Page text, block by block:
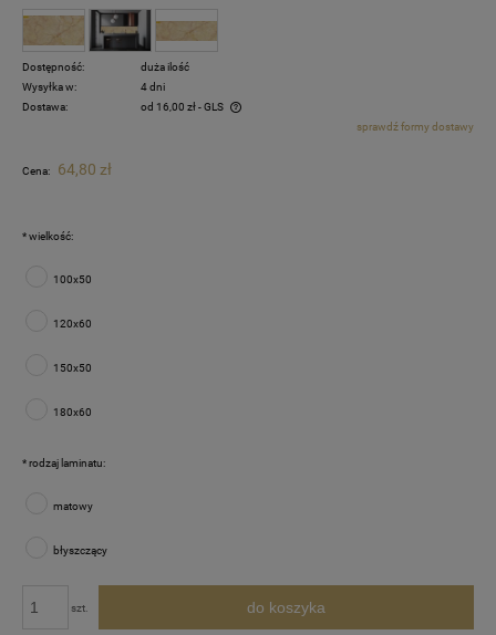
Dostępność:
duża ilość
Wysyłka w:
4 dni
Dostawa:
od 16,00 zł- GLS
Cena nie zawiera ewentualnych kosztów płatnościsprawdź formy dostawy
Cena: 64,80 zł
*wielkość:
100x50
120x60
150x50
180x60
*rodzaj laminatu:
matowy
błyszczący
szt. do koszyka